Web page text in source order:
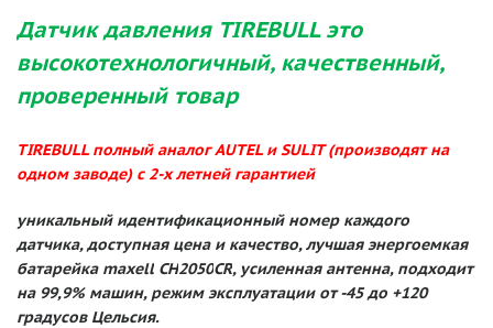
Датчик давления TIREBULLэто
высокотехнологичный, качественный,
проверенный товар
TIREBULL полный аналогAUTEL иSULIT(производят на
одном заводе) с 2-х летней гарантией
уникальный идентификационный номер каждого
датчика, доступная цена и качество, лучшая энергоемкая
батарейка maxell CH2050CR, усиленная антенна, подходит
на 99,9% машин, режим эксплуатации от -45 до +120
градусов Цельсия.